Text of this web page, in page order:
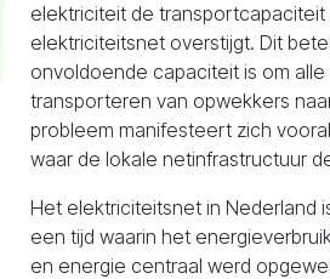
elektriciteit de transportcapaciteit
elektriciteitsnet overstijgt. Dit
onvoldoende capaciteit is om
transporteren van opwekkers
probleem manifesteert zich
waar de lokale netinfrastructuur
Het elektriciteitsnet in Nederland
een tijd waarin het
en energie centraal werd